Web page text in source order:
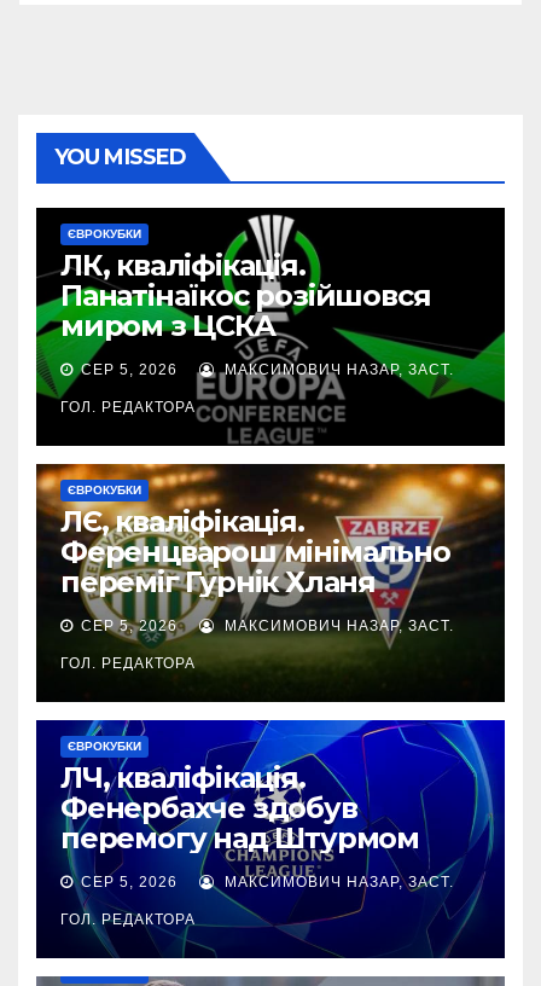
YOU MISSED
ЄВРОКУБКИ
ЛК, кваліфікація.
Панатінаїкос розійшовся
миром з ЦСКА
СЕР 5, 2026 МАКСИМОВИЧ НАЗАР, ЗАСТ.
ГОЛ. РЕДАКТОРА
ЄВРОКУБКИ
ЛЄ, кваліфікація.
Ференцварош мінімально
переміг Гурнік Хланя
СЕР 5, 2026 МАКСИМОВИЧ НАЗАР, ЗАСТ.
ГОЛ. РЕДАКТОРА
ЄВРОКУБКИ
ЛЧ, кваліфікація.
Фенербахче здобув
перемогу над Штурмом
СЕР 5, 2026 МАКСИМОВИЧ НАЗАР, ЗАСТ.
ГОЛ. РЕДАКТОРА